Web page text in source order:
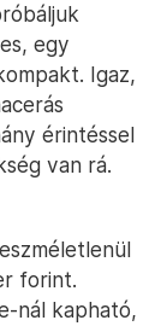
egy
Igaz,
érintéssel
van rá.
forint.
nál kapható,